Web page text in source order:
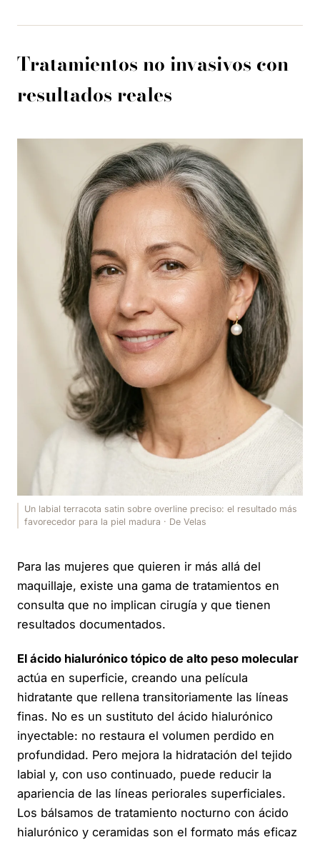
Tratamientos no invasivos con
resultados reales
Un labial terracota satin sobre overline preciso: el resultado más
favorecedor para la piel madura · De Velas
Para las mujeres que quieren ir más allá del
maquillaje, existe una gama de tratamientos en
consulta que no implican cirugía y que tienen
resultados documentados.
El ácido hialurónico tópico de alto peso molecular
actúa en superficie, creando una película
hidratante que rellena transitoriamente las líneas
finas. No es un sustituto del ácido hialurónico
inyectable: no restaura el volumen perdido en
profundidad. Pero mejora la hidratación del tejido
labial y, con uso continuado, puede reducir la
apariencia de las líneas periorales superficiales.
Los bálsamos de tratamiento nocturno con ácido
hialurónico y ceramidas son el formato más eficaz